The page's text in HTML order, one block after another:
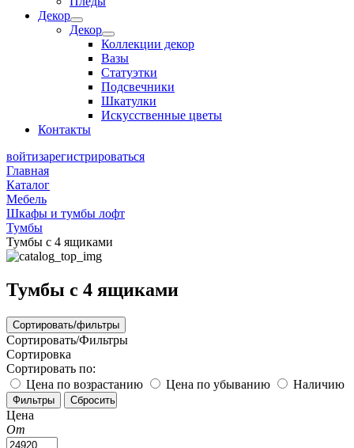
Декор
Декор
Коллекции декор
Вазы
Статуэтки
Подсвечники
Шкатулки
Искусственные цветы
Контакты
войтизарегистрироваться
Главная
Каталог
Мебель
Шкафы и тумбы лофт
Тумбы
Тумбы с 4 ящиками
Тумбы с 4 ящиками
Сортировать/фильтры
Сортировать/Фильтры
Сортировка
Сортировать по:
Цена по возрастанию
Цена по убыванию Наличию
Цена
От